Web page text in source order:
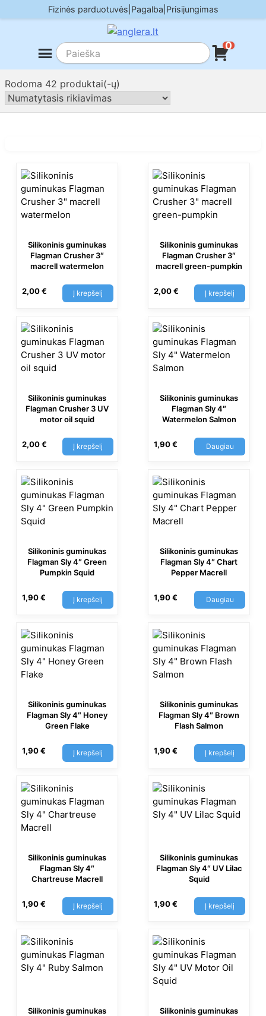
to
Fizinės parduotuvės Pagalba Prisijungimas
0
Rodoma 42 produktai(-ų)
Silikoninis guminukas
Flagman Crusher 3″
macrell watermelon
2,00€ Į krepšelį
Silikoninis guminukas
Flagman Crusher 3″
macrell green-pumpkin
2,00€ Į krepšelį
Silikoninis guminukas
Flagman Crusher 3 UV
motor oil squid
2,00€ Į krepšelį
Silikoninis guminukas
Flagman Sly 4″
Watermelon Salmon
1,90€ Daugiau
Silikoninis guminukas
Flagman Sly 4″ Green
Pumpkin Squid
1,90€ Į krepšelį
Silikoninis guminukas
Flagman Sly 4″ Chart
Pepper Macrell
1,90€ Daugiau
Silikoninis guminukas
Flagman Sly 4″ Honey
Green Flake
1,90€ Į krepšelį
Silikoninis guminukas
Flagman Sly 4″ Brown
Flash Salmon
1,90€ Į krepšelį
Silikoninis guminukas
Flagman Sly 4″
Chartreuse Macrell
1,90€ Į krepšelį
Silikoninis guminukas
Flagman Sly 4″ UV Lilac
Squid
1,90€ Į krepšelį
Silikoninis guminukas
Silikoninis guminukas